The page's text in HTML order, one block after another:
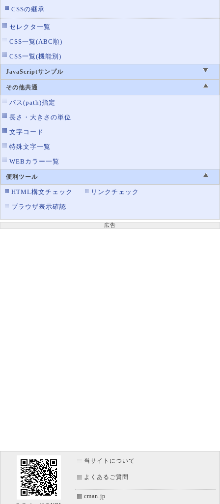
CSSの継承
セレクタ一覧
CSS一覧(ABC順)
CSS一覧(機能別)
JavaScriptサンプル
その他共通
パス(path)指定
長さ・大きさの単位
文字コード
特殊文字一覧
WEBカラー一覧
便利ツール
HTML構文チェック
リンクチェック
ブラウザ表示確認
広告
当サイトについて
よくあるご質問
cman.jp